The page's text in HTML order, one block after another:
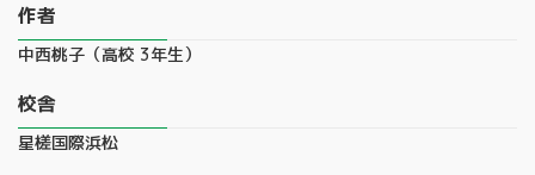
作者
中西桃子（高校 3年生）
校舎
星槎国際浜松